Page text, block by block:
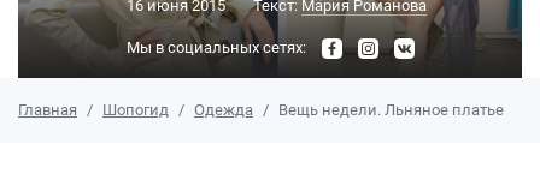
16 июня 2015 Текст: Мария Романова
Мы в социальных сетях:
Главная Шопогид Одежда Вещь недели. Льняное платье